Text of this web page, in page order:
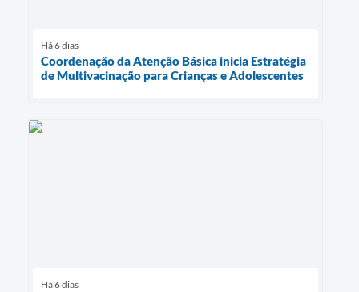
Há 6 dias
Coordenação da Atenção Básica inicia Estratégia
de Multivacinação para Crianças e Adolescentes
Há 6 dias